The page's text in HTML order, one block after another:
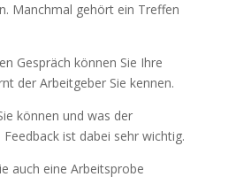
Manchmal gehört ein Treffen
Gespräch können Sie Ihre
der Arbeitgeber Sie kennen.
können und was der
ist dabei sehr wichtig.
auch eine Arbeitsprobe